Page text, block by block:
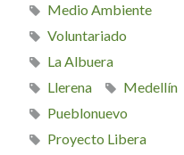
Medio Ambiente
Voluntariado
La Albuera
Llerena
Medellín
Pueblonuevo
Proyecto Libera